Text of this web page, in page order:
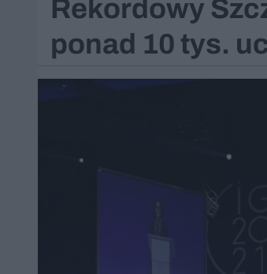
Rekordowy
ponad 10 tys.